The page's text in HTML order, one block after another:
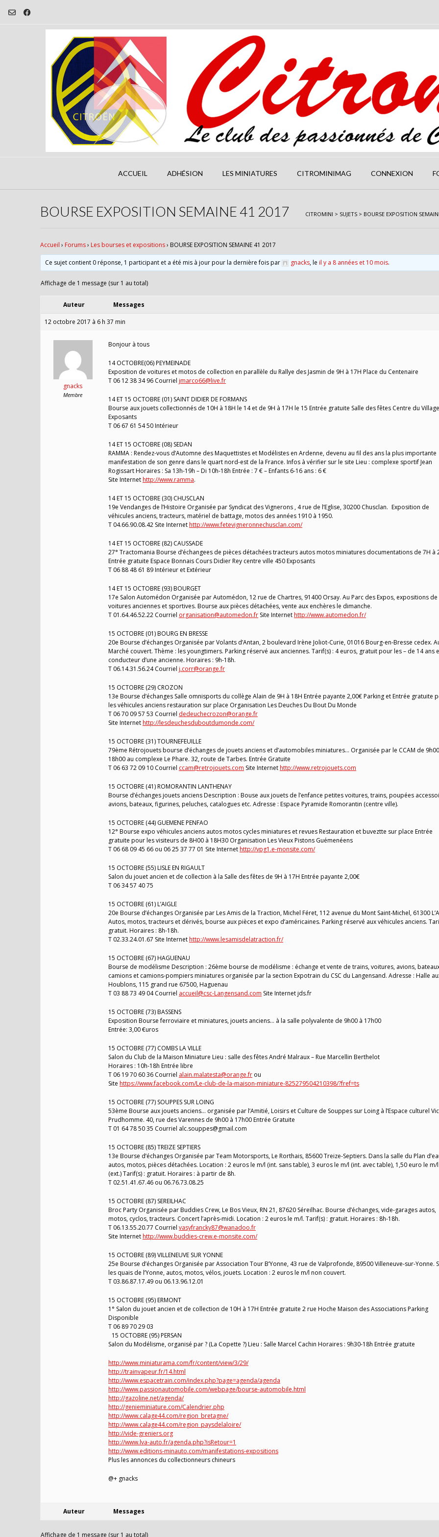
ACCUEIL ADHÉSION LES MINIATURES CITROMINIMAG CONNEXION
BOURSE EXPOSITION SEMAINE 41 2017 CITROMINI > SUJETS > BOURSE EXPOSITION
Accueil › Forums› Les bourses et expositions› BOURSE EXPOSITION SEMAINE 41 2017
Ce sujet contient 0 réponse, 1 participant et a été mis à jour pour la dernière fois par gnacks, leil y a 8 années et 10 mois.
Affichage de 1 message (sur 1 au total)
Auteur Messages
12 octobre 2017 à 6 h 37 min
gnacks
Membre
Bonjour à tous
14 OCTOBRE(06) PEYMEINADE
Exposition de voitures et motos de collection en parallèle du Rallye des Jasmin de 9H à 17H Place du Centenaire
T 06 12 38 34 96 Courriel jmarco66@live.fr
14 ET 15 OCTOBRE (01) SAINT DIDIER DE FORMANS
Bourse aux jouets collectionnés de 10H à 18H le 14 et de 9H à 17H le 15 Entrée gratuite Salle des fêtes Centre du
Exposants
T 06 67 61 54 50 Intérieur
14 ET 15 OCTOBRE (08) SEDAN
RAMMA : Rendez-vous d’Automne des Maquettistes et Modélistes en Ardenne, devenu au fil des ans la plus importante
manifestation de son genre dans le quart nord-est de la France. Infos à vérifier sur le site Lieu : complexe sportif Jean
Rogissart Horaires : Sa 13h-19h – Di 10h-18h Entrée : 7 € – Enfants 6-16 ans : 6 €
Site Internethttp://www.ramma.
14 ET 15 OCTOBRE (30) CHUSCLAN
19e Vendanges de l’Histoire Organisée par Syndicat des Vignerons , 4 rue de l’Eglise, 30200 Chusclan. Exposition de
véhicules anciens, tracteurs, matériel de battage, motos des années 1910 à 1950.
T 04.66.90.08.42 Site Internethttp://www.fetevigneronnechusclan.com/
14 ET 15 OCTOBRE (82) CAUSSADE
27° Tractomania Bourse d’échangees de pièces détachées tracteurs autos motos miniatures documentations de 7H à
Entrée gratuite Espace Bonnais Cours Didier Rey centre ville 450 Exposants
T 06 88 48 61 89 Intérieur et Extérieur
14 ET 15 OCTOBRE (93) BOURGET
17e Salon Automédon Organisée par Automédon, 12 rue de Chartres, 91400 Orsay. Au Parc des Expos, expositions de
voitures anciennes et sportives. Bourse aux pièces détachées, vente aux enchères le dimanche.
T 01.64.46.52.22 Courriel organisation@automedon.fr Site Internethttp://www.automedon.fr/
15 OCTOBRE (01) BOURG EN BRESSE
20e Bourse d’échanges Organisée par Volants d’Antan, 2 boulevard Irène Joliot-Curie, 01016 Bourg-en-Bresse cedex.
Marché couvert. Thème : les youngtimers. Parking réservé aux anciennes. Tarif(s) : 4 euros, gratuit pour les – de 14 ans
conducteur d’une ancienne. Horaires : 9h-18h.
T 06.14.31.56.24 Courriel j.corr@orange.fr
15 OCTOBRE (29) CROZON
13e Bourse d’échanges Salle omnisports du collège Alain de 9H à 18H Entrée payante 2,00€ Parking et Entrée gratuite
les véhicules anciens restauration sur place Organisation Les Deuches Du Bout Du Monde
T 06 70 09 57 53 Courriel dedeuchecrozon@orange.fr
Site Internethttp://lesdeuchesduboutdumonde.com/
15 OCTOBRE (31) TOURNEFEUILLE
79ème Rétrojouets bourse d’échanges de jouets anciens et d’automobiles miniatures… Organisée par le CCAM de
18h00 au complexe Le Phare. 32, route de Tarbes. Entrée Gratuite
T 06 63 72 09 10 Courriel ccam@retrojouets.com Site Internethttp://www.retrojouets.com
15 OCTOBRE (41) ROMORANTIN LANTHENAY
Bourse d’échanges jouets anciens Description : Bouse aux jouets de l’enfance petites voitures, trains, poupées
avions, bateaux, figurines, peluches, catalogues etc. Adresse : Espace Pyramide Romorantin (centre ville).
15 OCTOBRE (44) GUEMENE PENFAO
12° Bourse expo véhicules anciens autos motos cycles miniatures et revues Restauration et buveztte sur place Entrée
gratuite pour les visiteurs de 8H00 à 18H30 Organisation Les Vieux Pistons Guémenéens
T 06 68 09 45 66 ou 06 25 37 77 01 Site Internethttp://vpg1.e-monsite.com/
15 OCTOBRE (55) LISLE EN RIGAULT
Salon du jouet ancien et de collection à la Salle des fêtes de 9H à 17H Entrée payante 2,00€
T 06 34 57 40 75
15 OCTOBRE (61) L’AIGLE
20e Bourse d’échanges Organisée par Les Amis de la Traction, Michel Féret, 112 avenue du Mont Saint-Michel, 61300
Autos, motos, tracteurs et dérivés, bourse aux pièces et expo d’américaines. Parking réservé aux véhicules anciens.
gratuit. Horaires : 8h-18h.
T 02.33.24.01.67 Site Internethttp://www.lesamisdelatraction.fr/
15 OCTOBRE (67) HAGUENAU
Bourse de modélisme Description : 26ème bourse de modélisme : échange et vente de trains, voitures, avions,
camions et camions-pompiers miniatures organisée par la section Expotrain du CSC du Langensand. Adresse : Halle
Houblons, 115 grand rue 67500, Haguenau
T 03 88 73 49 04 Courriel accueil@csc-Langensand.com Site Internet jds.fr
15 OCTOBRE (73) BASSENS
Exposition Bourse ferroviaire et miniatures, jouets anciens… à la salle polyvalente de 9h00 à 17h00
Entrée: 3,00 €uros
15 OCTOBRE (77) COMBS LA VILLE
Salon du Club de la Maison Miniature Lieu : salle des fêtes André Malraux – Rue Marcellin Berthelot
Horaires : 10h-18h Entrée libre
T 06 19 70 60 36 Courriel alain.malatesta@orange.fr ou
Site https://www.facebook.com/Le-club-de-la-maison-miniature-825279504210398/?fref=ts
15 OCTOBRE (77) SOUPPES SUR LOING
53ème Bourse aux jouets anciens… organisée par l’Amitié, Loisirs et Culture de Souppes sur Loing à l’Espace culturel
Prudhomme. 40, rue des Varennes de 9h00 à 17h00 Entrée Gratuite
T 01 64 78 50 35 Courriel alc.souppes@gmail.com
15 OCTOBRE (85) TREIZE SEPTIERS
13e Bourse d’échanges Organisée par Team Motorsports, Le Rorthais, 85600 Treize-Septiers. Dans la salle du Plan
autos, motos, pièces détachées. Location : 2 euros le m/l (int. sans table), 3 euros le m/l (int. avec table), 1,50 euro le m/l
(ext.) Tarif(s) : gratuit. Horaires : à partir de 8h.
T 02.51.41.67.46 ou 06.76.73.08.25
15 OCTOBRE (87) SEREILHAC
Broc Party Organisée par Buddies Crew, Le Bos Vieux, RN 21, 87620 Séreilhac. Bourse d’échanges, vide-garages autos,
motos, cyclos, tracteurs. Concert l’après-midi. Location : 2 euros le m/l. Tarif(s) : gratuit. Horaires : 8h-18h.
T 06.13.55.20.77 Courriel vasyfrancky87@wanadoo.fr
Site Internethttp://www.buddies-crew.e-monsite.com/
15 OCTOBRE (89) VILLENEUVE SUR YONNE
25e Bourse d’échanges Organisée par Association Tour B’Yonne, 43 rue de Valprofonde, 89500 Villeneuve-sur-Yonne.
les quais de l’Yonne, autos, motos, vélos, jouets. Location : 2 euros le m/l non couvert.
T 03.86.87.17.49 ou 06.13.96.12.01
15 OCTOBRE (95) ERMONT
1° Salon du jouet ancien et de collection de 10H à 17H Entrée gratuite 2 rue Hoche Maison des Associations Parking
Disponible
T 06 89 70 29 03
15 OCTOBRE (95) PERSAN
Salon du Modélisme, organisé par ? (La Copette ?) Lieu : Salle Marcel Cachin Horaires : 9h30-18h Entrée gratuite
http://www.miniaturama.com/fr/content/view/3/29/
http://trainvapeur.fr/14.html
http://www.espacetrain.com/index.php?page=agenda/agenda
http://www.passionautomobile.com/webpage/bourse-automobile.html
http://gazoline.net/agenda/
http://genieminiature.com/Calendrier.php
http://www.calage44.com/region_bretagne/
http://www.calage44.com/region_paysdelaloire/
http://vide-greniers.org
http://www.lva-auto.fr/agenda.php?isRetour=1
http://www.editions-minauto.com/manifestations-expositions
Plus les annonces du collectionneurs chineurs
@+ gnacks
Auteur Messages
Affichage de 1 message (sur 1 au total)